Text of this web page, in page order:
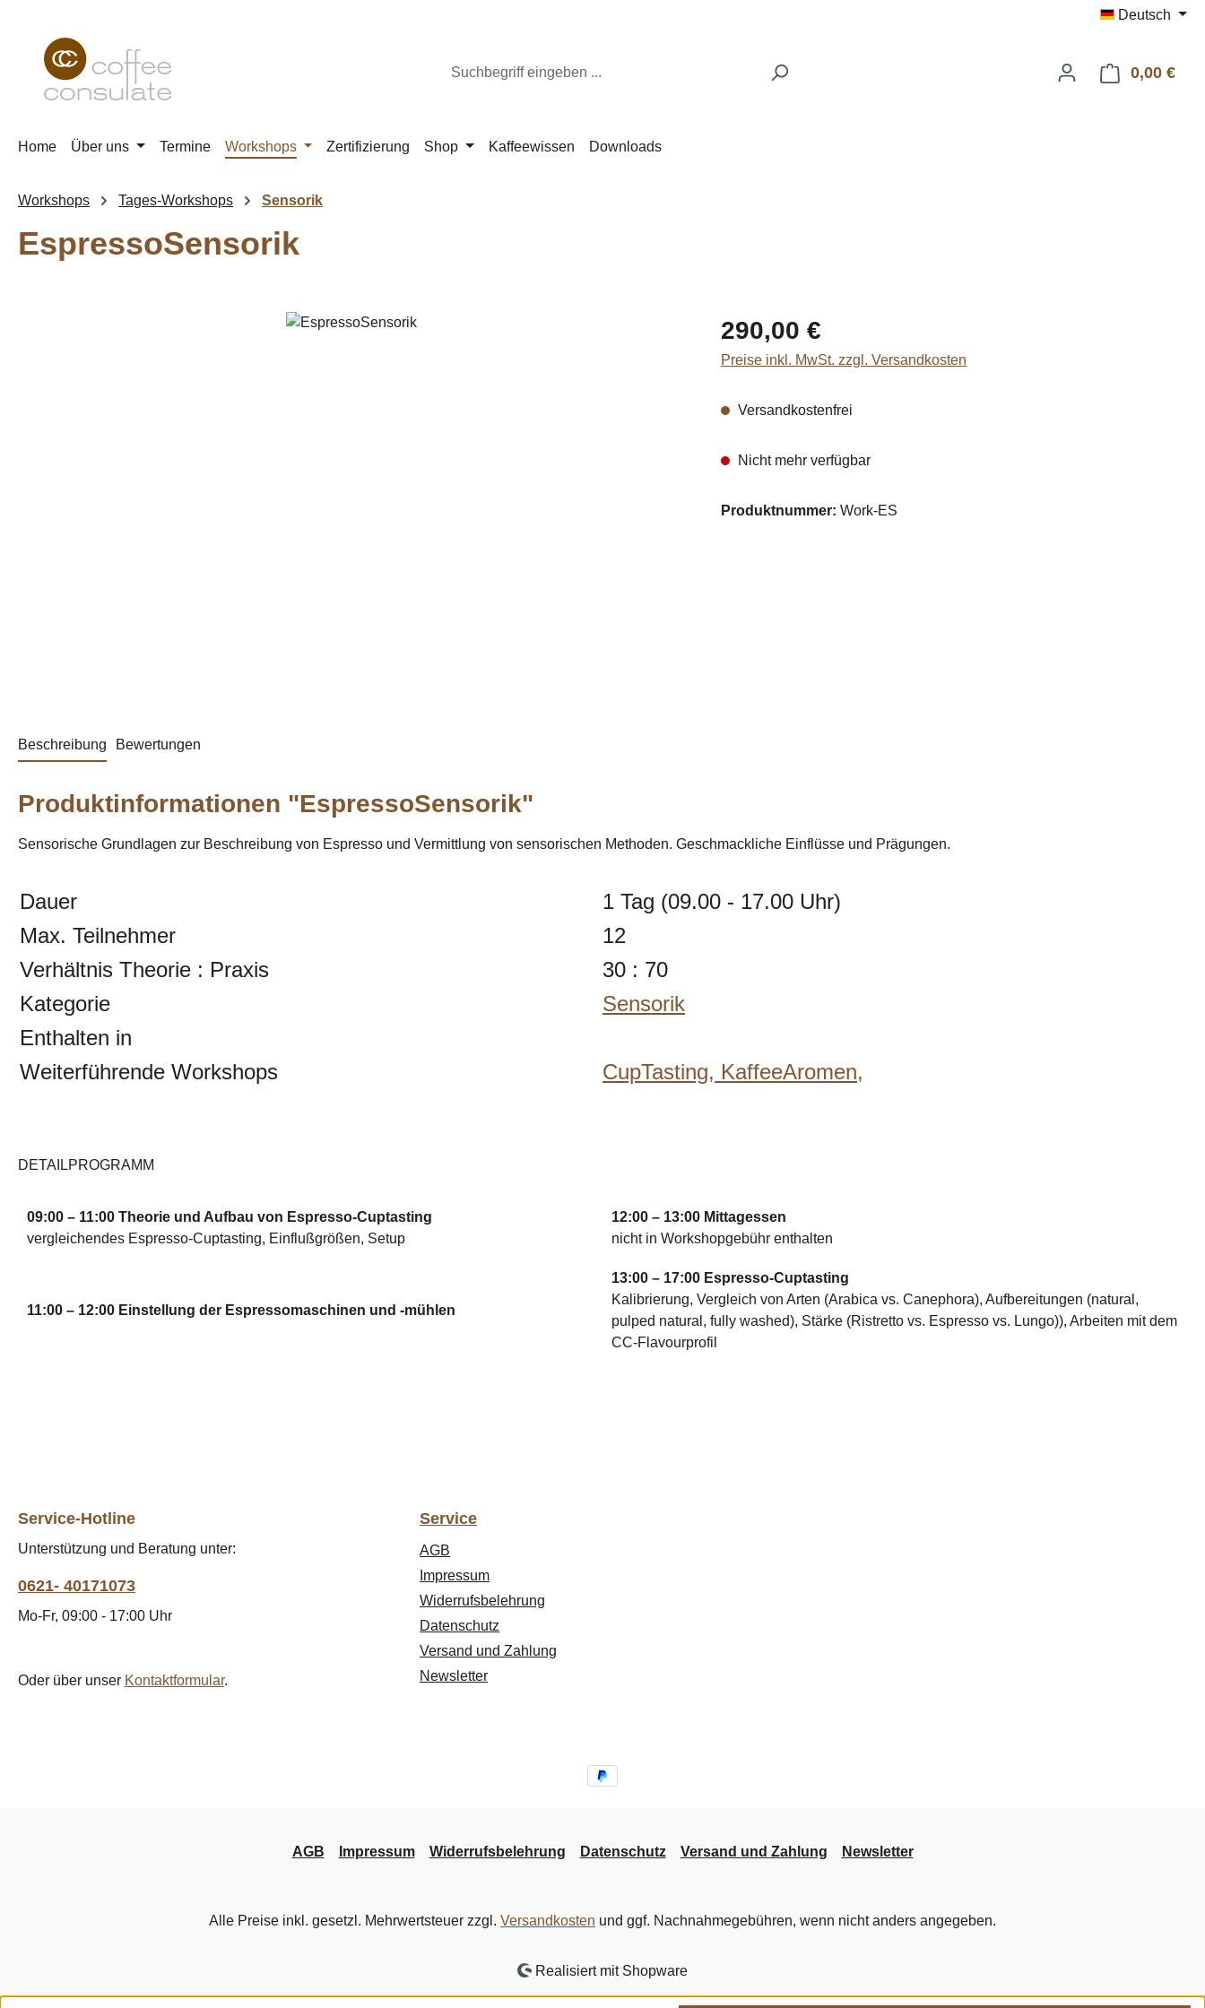
Deutsch
0,00 €
Home Über uns Termine Workshops Zertifizierung Shop Kaffeewissen Downloads
Workshops Tages-Workshops Sensorik
EspressoSensorik
Regulärer Preis:
290,00 €
Preise inkl. MwSt. zzgl. Versandkosten
Versandkostenfrei
Nicht mehr verfügbar
Produktnummer: Work-ES
Beschreibung Bewertungen
Produktinformationen "EspressoSensorik"
Sensorische Grundlagen zur Beschreibung von Espresso und Vermittlung von sensorischen Methoden. Geschmackliche Einflüsse und Prägungen.
Dauer
1 Tag (09.00 - 17.00 Uhr)
Max. Teilnehmer
12
Verhältnis Theorie : Praxis
30 : 70
Kategorie
Sensorik
Enthalten in
Weiterführende Workshops
CupTasting, KaffeeAromen,
DETAILPROGRAMM
09:00 – 11:00 Theorie und Aufbau von Espresso-Cuptasting
vergleichendes Espresso-Cuptasting, Einflußgrößen, Setup
12:00 – 13:00 Mittagessen
nicht in Workshopgebühr enthalten
11:00 – 12:00 Einstellung der Espressomaschinen und -mühlen
13:00 – 17:00 Espresso-Cuptasting
Kalibrierung, Vergleich von Arten (Arabica vs. Canephora), Aufbereitungen (natural,
pulped natural, fully washed), Stärke (Ristretto vs. Espresso vs. Lungo)), Arbeiten mit dem
CC-Flavourprofil
Service-Hotline
Unterstützung und Beratung unter:
0621- 40171073
Mo-Fr, 09:00 - 17:00 Uhr
Oder über unser Kontaktformular.
Service
AGB
Impressum
Widerrufsbelehrung
Datenschutz
Versand und Zahlung
Newsletter
AGB Impressum Widerrufsbelehrung Datenschutz Versand und Zahlung Newsletter
Alle Preise inkl. gesetzl. Mehrwertsteuer zzgl. Versandkosten und ggf. Nachnahmegebühren, wenn nicht anders angegeben.
Realisiert mit Shopware